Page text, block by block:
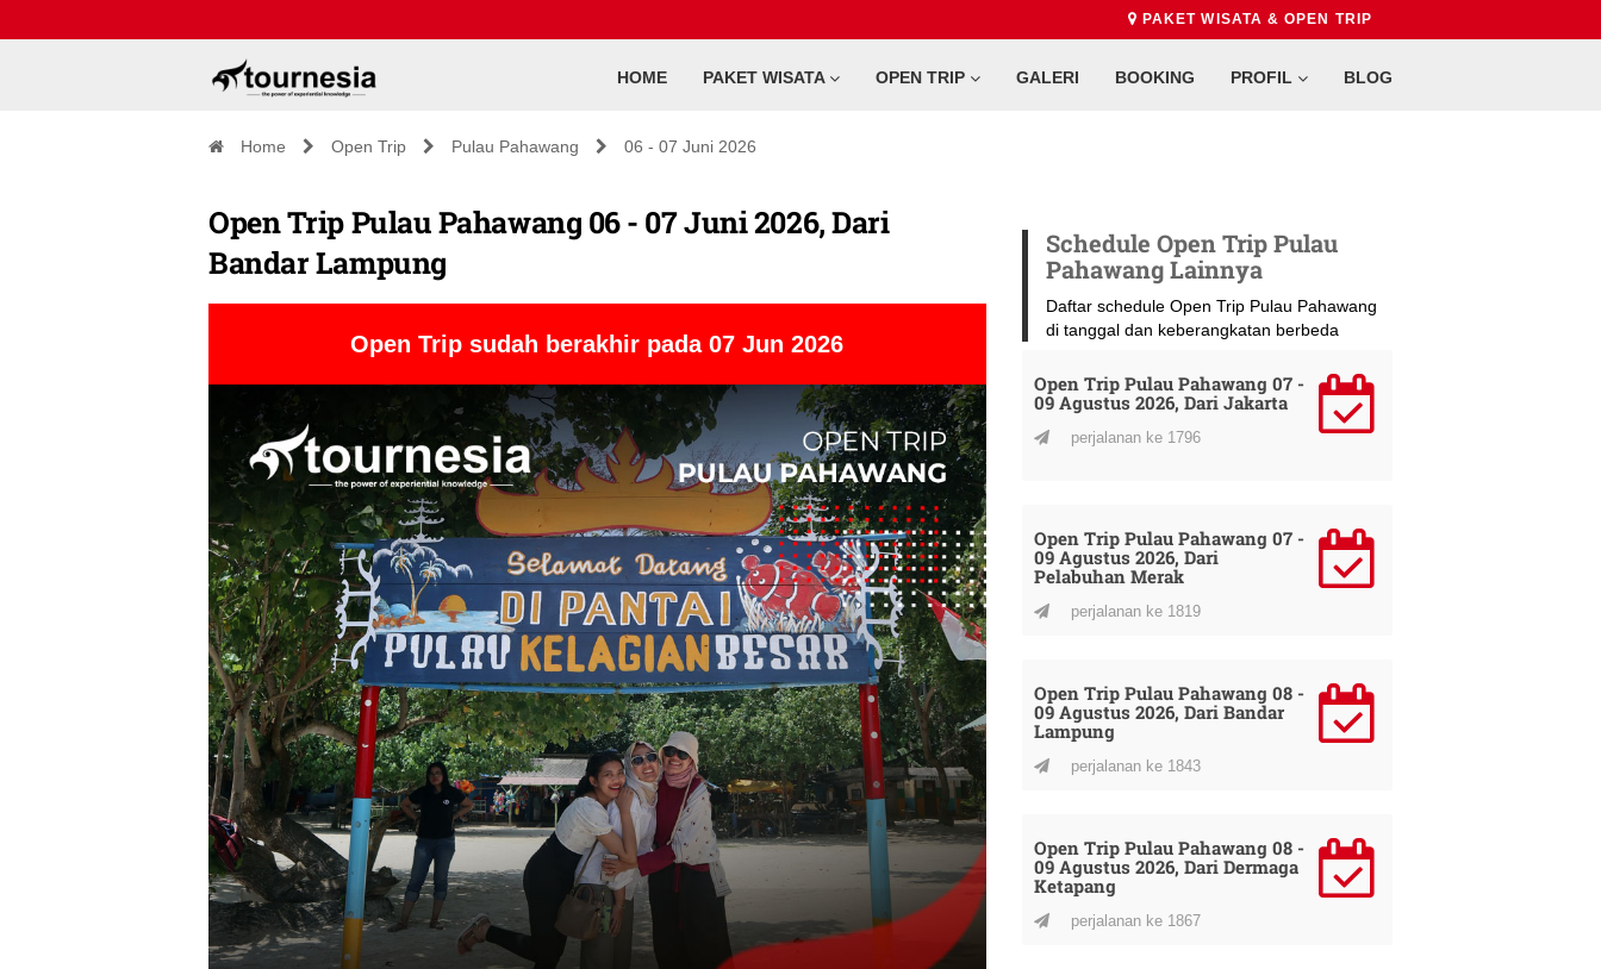
PAKET WISATA & OPEN TRIP
HOME PAKET WISATA OPEN TRIP GALERI BOOKING PROFIL BLOG
Home Open Trip Pulau Pahawang 06 - 07 Juni 2026
Open Trip Pulau Pahawang 06 - 07 Juni 2026, Dari
Bandar Lampung
Open Trip sudah berakhir pada 07 Jun 2026
Schedule Open Trip Pulau
Pahawang Lainnya
Daftar schedule Open Trip Pulau Pahawang
di tanggal dan keberangkatan berbeda
Open Trip Pulau Pahawang 07 -
09 Agustus 2026, Dari Jakarta
perjalanan ke 1796
Open Trip Pulau Pahawang 07 -
09 Agustus 2026, Dari
Pelabuhan Merak
perjalanan ke 1819
Open Trip Pulau Pahawang 08 -
09 Agustus 2026, Dari Bandar
Lampung
perjalanan ke 1843
Open Trip Pulau Pahawang 08 -
09 Agustus 2026, Dari Dermaga
Ketapang
perjalanan ke 1867